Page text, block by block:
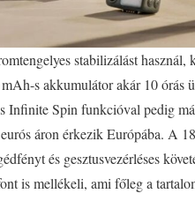
stabilizálást
s akkumulátor akár 10 órás
Infinite Spin funkcióval pedig
áron érkezik Európába. A
és gesztusvezérléses
is mellékeli, ami főleg a